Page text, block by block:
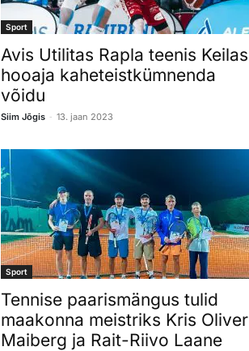
Sport
Avis Utilitas Rapla teenis Keilas
hooaja kaheteistkümnenda
võidu
Siim Jõgis - 13. jaan 2023
Sport
Tennise paarismängus tulid
maakonna meistriks Kris Oliver
Maiberg ja Rait-Riivo Laane